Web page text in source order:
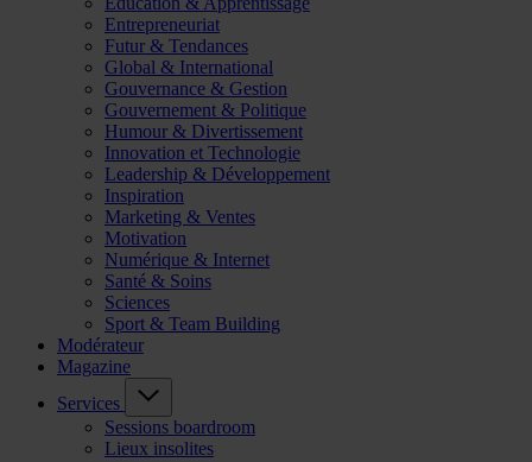
Entrepreneuriat
Futur & Tendances
Global & International
Gouvernance & Gestion
Gouvernement & Politique
Humour & Divertissement
Innovation et Technologie
Leadership & Développement
Inspiration
Marketing & Ventes
Motivation
Numérique & Internet
Santé & Soins
Sciences
Sport & Team Building
Modérateur
Magazine
Services
Sessions boardroom
Lieux insolites